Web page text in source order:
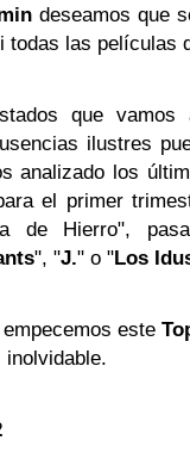
deseamos que
todas las películas
que
ilustres
analizado los
el primer
de Hierro",
", "J." o "Los
este
inolvidable.